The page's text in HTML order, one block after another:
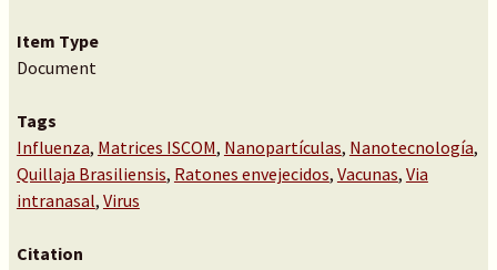
Item Type
Document
Tags
Influenza, Matrices ISCOM, Nanopartículas, Nanotecnología,
Quillaja Brasiliensis, Ratones envejecidos, Vacunas, Via
intranasal, Virus
Citation